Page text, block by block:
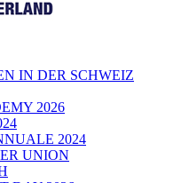
IN DER SCHWEIZ
2026
2024
UNION